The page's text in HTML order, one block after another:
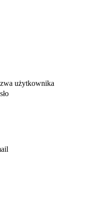
użytkownika